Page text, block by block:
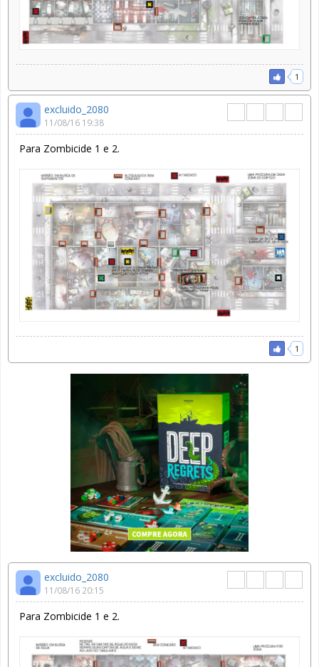
1
excluido_2080
11/08/16 19:38
Para Zombicide 1 e 2.
1
excluido_2080
11/08/16 20:15
Para Zombicide 1 e 2.